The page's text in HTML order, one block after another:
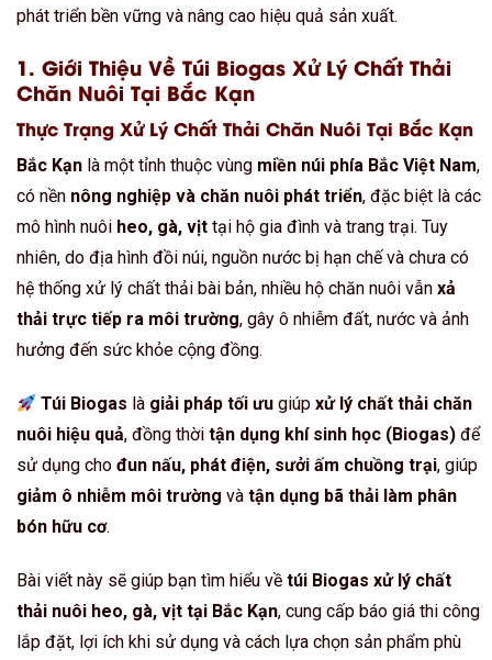
phát triển bền vững và nâng cao hiệu quả sản xuất.
1. Giới Thiệu Về Túi Biogas Xử Lý Chất Thải
Chăn Nuôi Tại Bắc Kạn
Thực Trạng Xử Lý Chất Thải Chăn Nuôi Tại Bắc Kạn
Bắc Kạn là một tỉnh thuộc vùng miền núi phía Bắc Việt Nam,
có nền nông nghiệp và chăn nuôi phát triển, đặc biệt là các
mô hình nuôi heo, gà, vịt tại hộ gia đình và trang trại. Tuy
nhiên, do địa hình đồi núi, nguồn nước bị hạn chế và chưa có
hệ thống xử lý chất thải bài bản, nhiều hộ chăn nuôi vẫn xả
thải trực tiếp ra môi trường, gây ô nhiễm đất, nước và ảnh
hưởng đến sức khỏe cộng đồng.
Túi Biogas là giải pháp tối ưu giúpxử lý chất thải chăn
nuôi hiệu quả, đồng thời tận dụng khí sinh học (Biogas) để
sử dụng cho đun nấu, phát điện, sưởi ấm chuồng trại, giúp
giảm ô nhiễm môi trường và tận dụng bã thải làm phân
bón hữu cơ.
Bài viết này sẽ giúp bạn tìm hiểu về túi Biogas xử lý chất
thải nuôi heo, gà, vịt tại Bắc Kạn, cung cấp báo giá thi công
lắp đặt, lợi ích khi sử dụng và cách lựa chọn sản phẩm phù